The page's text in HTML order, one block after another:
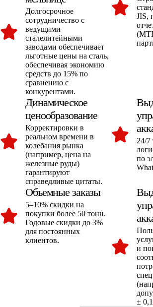
Долгосрочное
сотрудничество с
ведущими
сталелитейными
заводами обеспечивает
льготные цены на сталь,
обеспечивая экономию
средств до 15% по
сравнению с
конкурентами.
JIS,
Динамическое
ценообразование
Корректировки в
реальном времени в
колебания рынка
(например, цена на
железные руды)
гарантируют
справедливые цитаты.
24/7
по
Объемные заказы
5–10% скидки на
покупки более 50 тонн.
Годовые скидки до 3%
для постоянных
клиентов.
и
±